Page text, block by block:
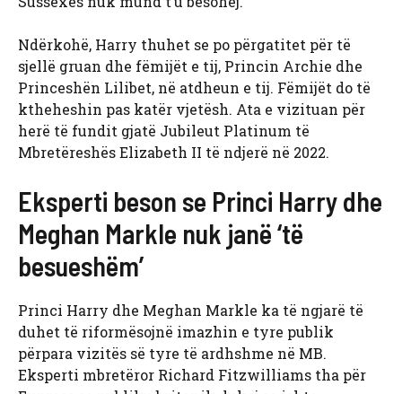
Ndërkohë, Harry thuhet se po përgatitet për të
sjellë gruan dhe fëmijët e tij, Princin Archie dhe
Princeshën Lilibet, në atdheun e tij. Fëmijët do të
ktheheshin pas katër vjetësh. Ata e vizituan për
herë të fundit gjatë Jubileut Platinum të
Mbretëreshës Elizabeth II të ndjerë në 2022.
Eksperti beson se Princi Harry dhe
Meghan Markle nuk janë ‘të
besueshëm’
Princi Harry dhe Meghan Markle ka të ngjarë të
duhet të riformësojnë imazhin e tyre publik
përpara vizitës së tyre të ardhshme në MB.
Eksperti mbretëror Richard Fitzwilliams tha për